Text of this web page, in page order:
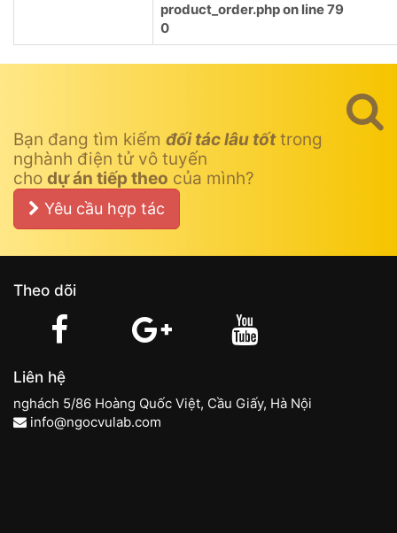
product_order.phpon line79
0
Bạn đang tìm kiếm đối tác lâu tốttrong
nghành điện tử vô tuyến
cho dự án tiếp theo của mình?
Yêu cầu hợp tác
Theo dõi
Liên hệ
nghách 5/86 Hoàng Quốc Việt, Cầu Giấy, Hà Nội
info@ngocvulab.com